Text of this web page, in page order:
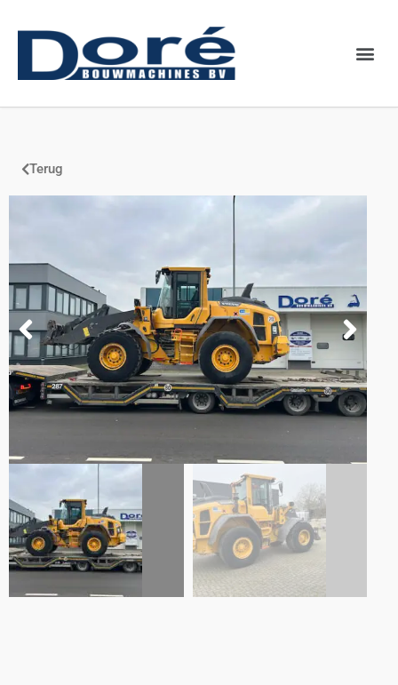
Terug